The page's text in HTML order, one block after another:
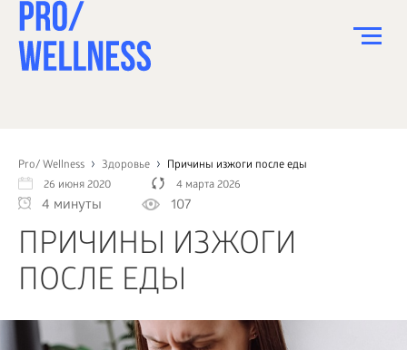
Pro/ Wellness Здоровье
Причины изжоги после еды
26 июня 2020
4 марта 2026
4 минуты 107
ПРИЧИНЫ ИЗЖОГИ
ПОСЛЕ ЕДЫ
СПОРТ
ЗДОРОВЬЕ
КРАСОТА
ПСИХОЛОГИЯ
ДОМ